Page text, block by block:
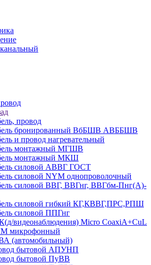
провод
бронированный ВбБШВ АВББШВ
и провод нагревательный
монтажный МГШВ
монтажный МКШ
силовой АВВГ ГОСТ
силовой NYM однопроволочный
силовой ВВГ, ВВГнг, ВВГбм-Пнг(А)-
силовой гибкий КГ,КВВГ,ПРС,РПШ
силовой ППГнг
видеонаблюдения) Micro CoaxiA+CuL
микрофонный
(автомобильный)
бытовой АПУНП
бытовой ПуВВ